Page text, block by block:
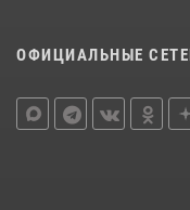
ОФИЦИАЛЬНЫЕ